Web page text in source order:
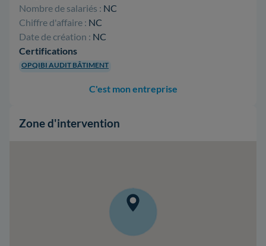
Nombre de salariés : NC
Chiffre d'affaire : NC
Date de création : NC
Certifications
OPQIBI AUDIT BÂTIMENT
C'est mon entreprise
Zone d'intervention